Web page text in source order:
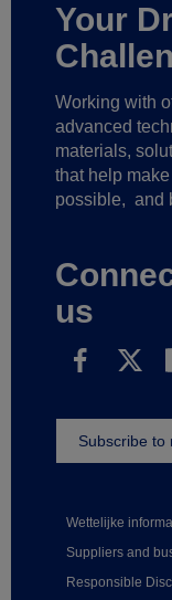
Your
Working with
advanced
materials,
that help
possible, and
us
Wettelijke
Suppliers and
Responsible
Subscribe to